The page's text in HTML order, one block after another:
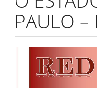
PAULO
Barra
lateral